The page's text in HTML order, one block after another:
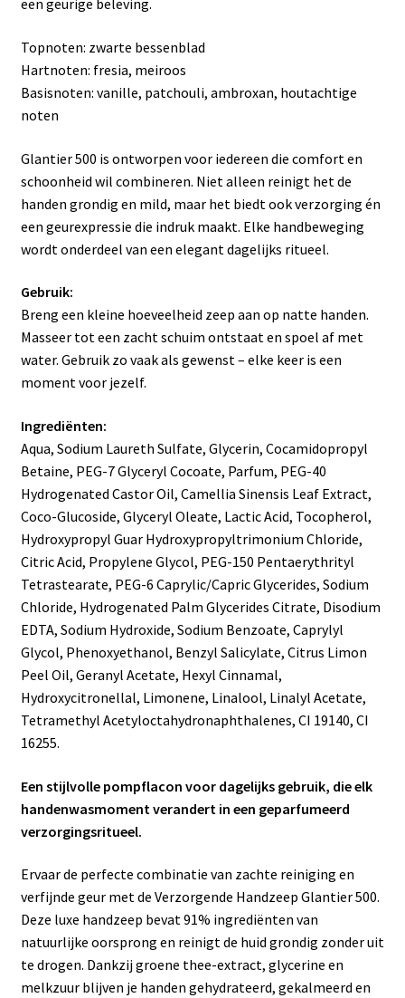
een geurige beleving.
Topnoten: zwarte bessenblad
Hartnoten: fresia, meiroos
Basisnoten: vanille, patchouli, ambroxan, houtachtige
noten
Glantier 500 is ontworpen voor iedereen die comfort en
schoonheid wil combineren. Niet alleen reinigt het de
handen grondig en mild, maar het biedt ook verzorging én
een geurexpressie die indruk maakt. Elke handbeweging
wordt onderdeel van een elegant dagelijks ritueel.
Gebruik:
Breng een kleine hoeveelheid zeep aan op natte handen.
Masseer tot een zacht schuim ontstaat en spoel af met
water. Gebruik zo vaak als gewenst – elke keer is een
moment voor jezelf.
Ingrediënten:
Aqua, Sodium Laureth Sulfate, Glycerin, Cocamidopropyl
Betaine, PEG-7 Glyceryl Cocoate, Parfum, PEG-40
Hydrogenated Castor Oil, Camellia Sinensis Leaf Extract,
Coco-Glucoside, Glyceryl Oleate, Lactic Acid, Tocopherol,
Hydroxypropyl Guar Hydroxypropyltrimonium Chloride,
Citric Acid, Propylene Glycol, PEG-150 Pentaerythrityl
Tetrastearate, PEG-6 Caprylic/Capric Glycerides, Sodium
Chloride, Hydrogenated Palm Glycerides Citrate, Disodium
EDTA, Sodium Hydroxide, Sodium Benzoate, Caprylyl
Glycol, Phenoxyethanol, Benzyl Salicylate, Citrus Limon
Peel Oil, Geranyl Acetate, Hexyl Cinnamal,
Hydroxycitronellal, Limonene, Linalool, Linalyl Acetate,
Tetramethyl Acetyloctahydronaphthalenes, CI 19140, CI
16255.
Een stijlvolle pompflacon voor dagelijks gebruik, die elk
handenwasmoment verandert in een geparfumeerd
verzorgingsritueel.
Ervaar de perfecte combinatie van zachte reiniging en
verfijnde geur met de Verzorgende Handzeep Glantier 500.
Deze luxe handzeep bevat 91% ingrediënten van
natuurlijke oorsprong en reinigt de huid grondig zonder uit
te drogen. Dankzij groene thee-extract, glycerine en
melkzuur blijven je handen gehydrateerd, gekalmeerd en